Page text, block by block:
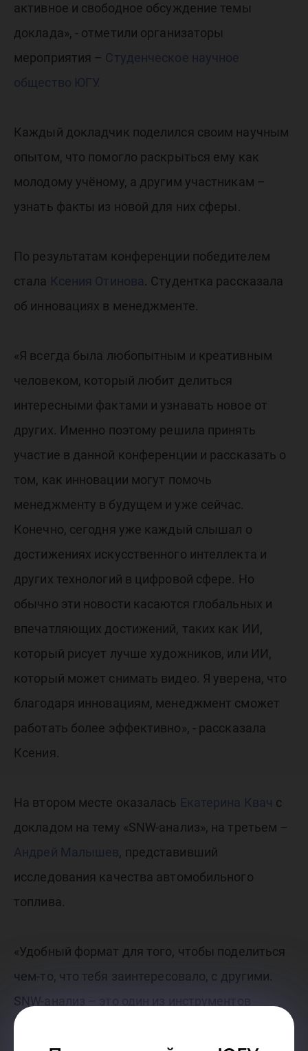
активное и свободное обсуждение темы
доклада», - отметили организаторы
мероприятия – Студенческое научное
общество ЮГУ.
Каждый докладчик поделился своим научным
опытом, что помогло раскрыться ему как
молодому учёному, а другим участникам –
узнать факты из новой для них сферы.
По результатам конференции победителем
стала Ксения Отинова. Студентка рассказала
об инновациях в менеджменте.
«Я всегда была любопытным и креативным
человеком, который любит делиться
интересными фактами и узнавать новое от
других. Именно поэтому решила принять
участие в данной конференции и рассказать о
том, как инновации могут помочь
менеджменту в будущем и уже сейчас.
Конечно, сегодня уже каждый слышал о
достижениях искусственного интеллекта и
других технологий в цифровой сфере. Но
обычно эти новости касаются глобальных и
впечатляющих достижений, таких как ИИ,
который рисует лучше художников, или ИИ,
который может снимать видео. Я уверена, что
благодаря инновациям, менеджмент сможет
работать более эффективно», - рассказала
Ксения.
На втором месте оказалась Екатерина Квач с
докладом на тему «SNW-анализ», на третьем –
Андрей Малышев, представивший
исследования качества автомобильного
топлива.
«Удобный формат для того, чтобы поделиться
чем-то, что тебя заинтересовало, с другими.
SNW-анализ – это один из инструментов
стратегического менеджмента, позволяющий